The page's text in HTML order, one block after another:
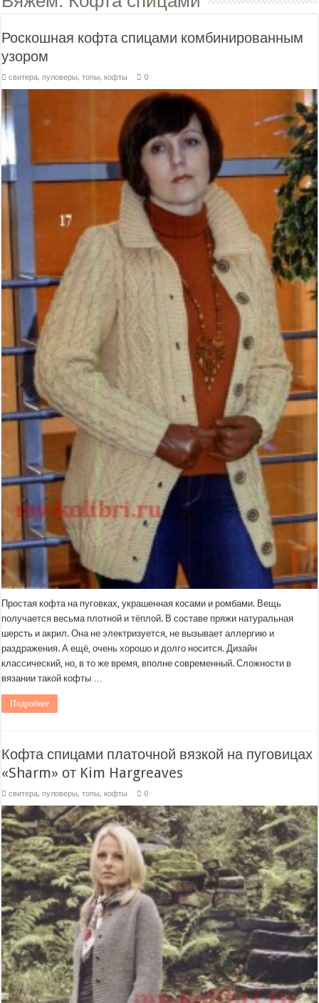
Роскошная кофта спицами комбинированным
узором
свитера, пуловеры, топы, кофты 0
Простая кофта на пуговках, украшенная косами и ромбами. Вещь
получается весьма плотной и тёплой. В составе пряжи натуральная
шерсть и акрил. Она не электризуется, не вызывает аллергию и
раздражения. А ещё, очень хорошо и долго носится. Дизайн
классический, но, в то же время, вполне современный. Сложности в
вязании такой кофты …
Подробнее
Кофта спицами платочной вязкой на пуговицах
«Sharm» от Kim Hargreaves
свитера, пуловеры, топы, кофты 0